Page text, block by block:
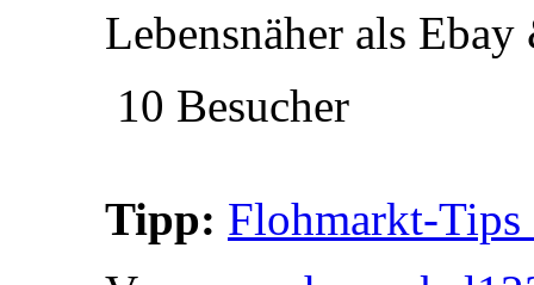
Lebensnäher als
10 Besucher
Tipp: Flohmarkt-